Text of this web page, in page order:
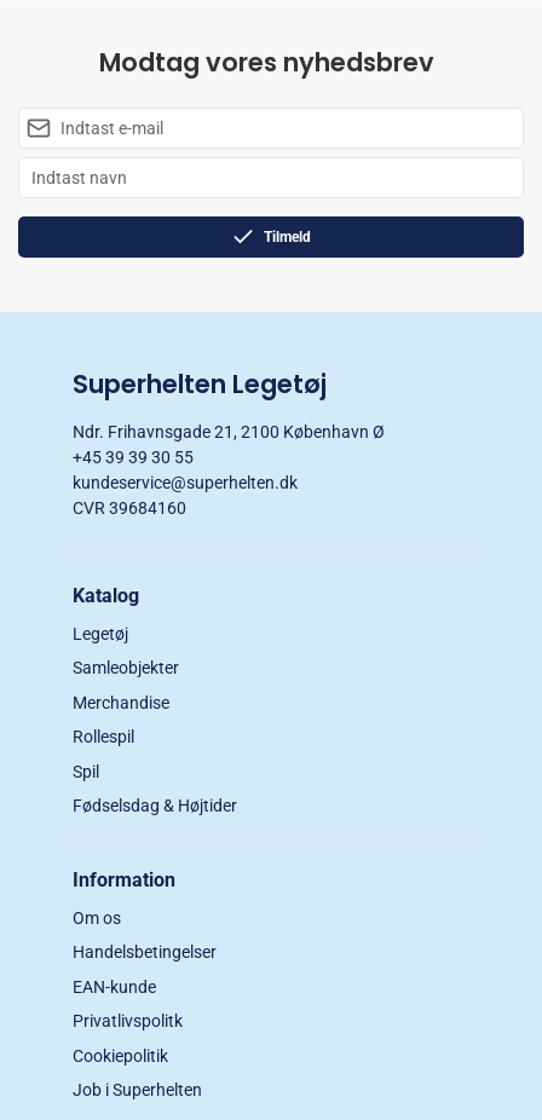
Modtag vores nyhedsbrev
Tilmeld
Superhelten Legetøj
Ndr. Frihavnsgade 21, 2100 København Ø
+45 39 39 30 55
kundeservice@superhelten.dk
CVR 39684160
Katalog
Legetøj
Samleobjekter
Merchandise
Rollespil
Spil
Fødselsdag & Højtider
Information
Om os
Handelsbetingelser
EAN-kunde
Privatlivspolitk
Cookiepolitik
Job i Superhelten